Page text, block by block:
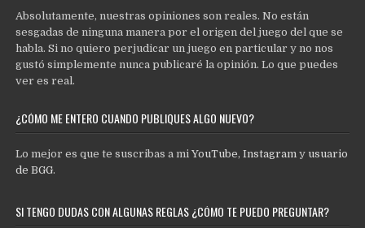
Absolutamente, nuestras opiniones son reales. No están
sesgadas de ninguna manera por el origen del juego del que se
habla. Si no quiero perjudicar un juego en particular y no nos
gustó simplemente nunca publicaré la opinión. Lo que puedes
ver es real.
¿CÓMO ME ENTERO CUANDO PUBLIQUES ALGO NUEVO?
Lo mejor es que te suscribas a miYouTube,Instagram y usuario
de BGG.
SI TENGO DUDAS CON ALGUNAS REGLAS ¿CÓMO TE PUEDO PREGUNTAR?